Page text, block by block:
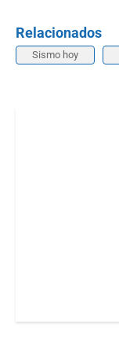
Relacionados
Sismo hoy